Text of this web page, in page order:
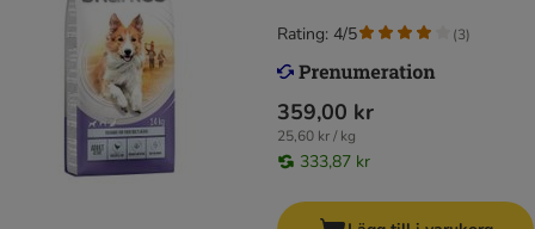
359,00 kr
25,60 kr / kg
333,87 kr
Rating: 4/5 (3)